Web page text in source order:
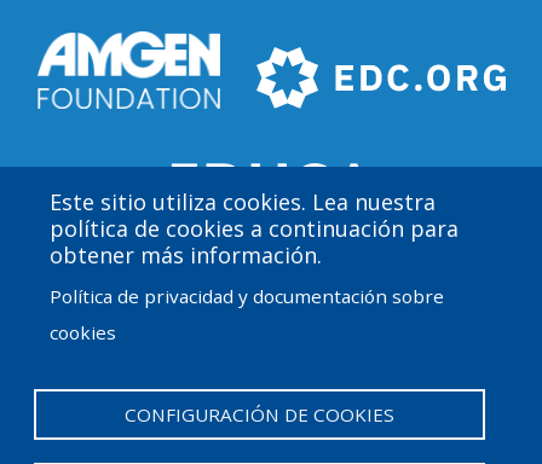
Este sitio utiliza cookies. Lea nuestra
política de cookies a continuación para
obtener más información.
Política de privacidad y documentación sobre
cookies
CONFIGURACIÓN DE COOKIES
User
Admin Log in
internacional financiado por el Amgen Foundation con
la dirección y asistencia técnica de Education
Development Center (EDC).